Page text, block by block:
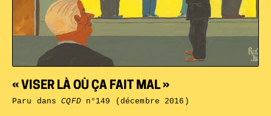
« VISER LÀ OÙ ÇA FAIT MAL »
Paru dansCQFDn°149 (décembre 2016)